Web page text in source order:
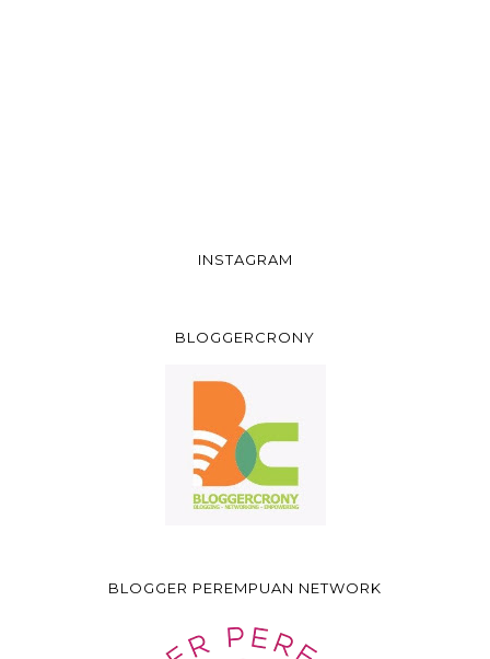
INSTAGRAM
BLOGGERCRONY
BLOGGER PEREMPUAN NETWORK